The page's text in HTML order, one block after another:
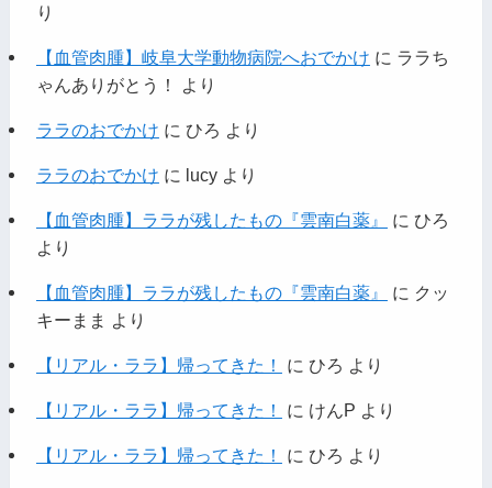
り
【血管肉腫】岐阜大学動物病院へおでかけ に ララち
ゃんありがとう！
より
ララのおでかけ に ひろ より
ララのおでかけ に lucyより
【血管肉腫】ララが残したもの『雲南白薬』 に ひろ
より
【血管肉腫】ララが残したもの『雲南白薬』 に クッ
キーまま より
【リアル・ララ】帰ってきた！ に ひろ より
【リアル・ララ】帰ってきた！ に けんP より
【リアル・ララ】帰ってきた！ に ひろ より